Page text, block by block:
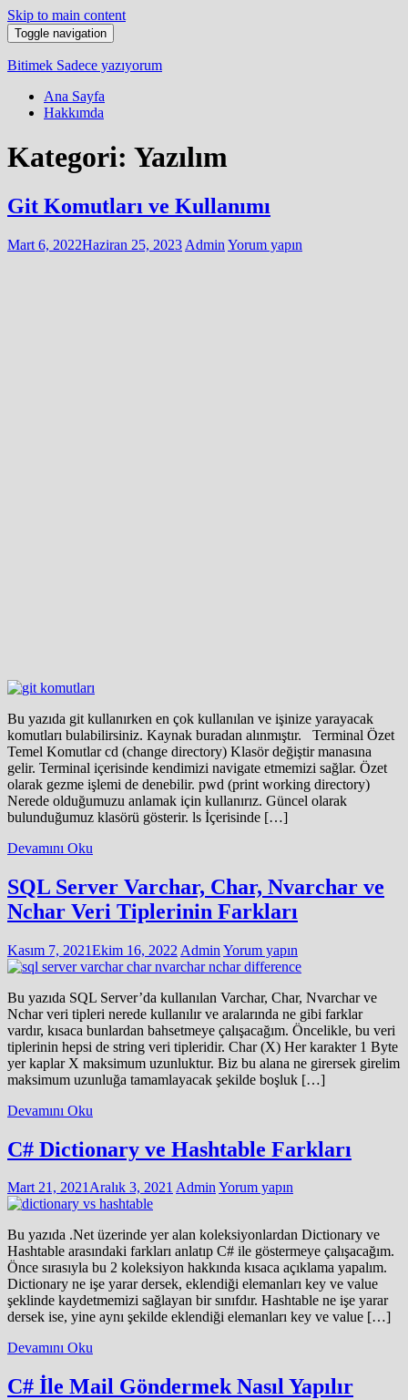
Skip to main content
Toggle navigation
Bitimek Sadece yazıyorum
Ana Sayfa
Hakkımda
Kategori: Yazılım
Git Komutları ve Kullanımı
Mart 6, 2022Haziran 25, 2023 Admin Yorum yapın
Bu yazıda git kullanırken en çok kullanılan ve işinize yarayacak
komutları bulabilirsiniz. Kaynak buradan alınmıştır. Terminal Özet
Temel Komutlar cd (change directory) Klasör değiştir manasına
gelir. Terminal içerisinde kendimizi navigate etmemizi sağlar. Özet
olarak gezme işlemi de denebilir. pwd (print working directory)
Nerede olduğumuzu anlamak için kullanırız. Güncel olarak
bulunduğumuz klasörü gösterir. ls İçerisinde […]
Devamını Oku
SQL Server Varchar, Char, Nvarchar ve
Nchar Veri Tiplerinin Farkları
Kasım 7, 2021Ekim 16, 2022 Admin Yorum yapın
Bu yazıda SQL Server’da kullanılan Varchar, Char, Nvarchar ve
Nchar veri tipleri nerede kullanılır ve aralarında ne gibi farklar
vardır, kısaca bunlardan bahsetmeye çalışacağım. Öncelikle, bu veri
tiplerinin hepsi de string veri tipleridir. Char (X) Her karakter 1 Byte
yer kaplar X maksimum uzunluktur. Biz bu alana ne girersek girelim
maksimum uzunluğa tamamlayacak şekilde boşluk […]
Devamını Oku
C# Dictionary ve Hashtable Farkları
Mart 21, 2021Aralık 3, 2021 AdminYorum yapın
Bu yazıda .Net üzerinde yer alan koleksiyonlardan Dictionary ve
Hashtable arasındaki farkları anlatıp C# ile göstermeye çalışacağım.
Önce sırasıyla bu 2 koleksiyon hakkında kısaca açıklama yapalım.
Dictionary ne işe yarar dersek, eklendiği elemanları key ve value
şeklinde kaydetmemizi sağlayan bir sınıfdır. Hashtable ne işe yarar
dersek ise, yine aynı şekilde eklendiği elemanları key ve value […]
Devamını Oku
C# İle Mail Göndermek Nasıl Yapılır